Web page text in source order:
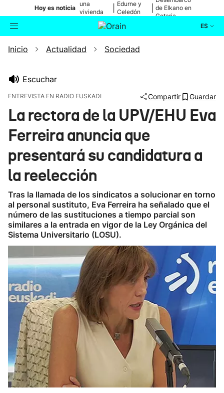
Hoy es noticia
una
vivienda
de Bilbao
Edurne y
Celedón
de Elkano en
Getaria
ES
Buscador Actualidad
Ikusmiran
Eguraldia
Inicio Actualidad Sociedad
Escuchar
ENTREVISTA EN RADIO EUSKADI Compartir Guardar
La rectora de la UPV/EHU Eva
Ferreira anuncia que
presentará su candidatura a
la reelección
Tras la llamada de los sindicatos a solucionar en torno
al personal sustituto, Eva Ferreira ha señalado que el
número de las sustituciones a tiempo parcial son
similares a la entrada en vigor de la Ley Orgánica del
Sistema Universitario (LOSU).